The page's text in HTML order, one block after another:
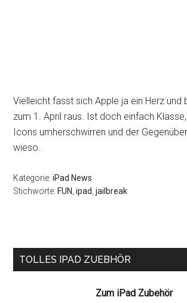
Vielleicht fasst sich Apple ja ein Herz und
zum 1. April raus. Ist doch einfach
Icons umherschwirren und der
wieso.
Kategorie:iPad News
Stichworte: FUN ,ipad ,jailbreak
Seitenspalte
TOLLES IPAD ZUEBHÖR
Zum iPad Zubehör